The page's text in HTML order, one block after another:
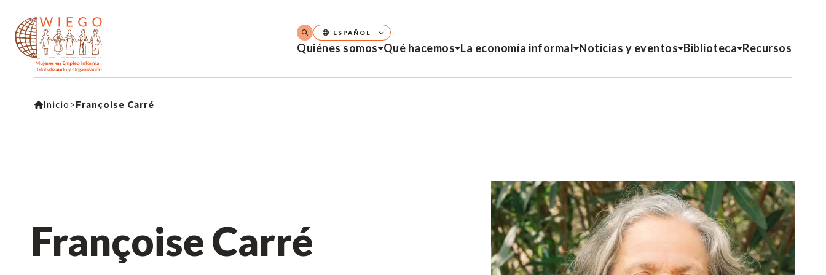
Quiénes somos Qué hacemos La economía informal Noticias y eventos Biblioteca Recursos
ESPAÑOL
Inicio >Françoise Carré
Françoise Carré